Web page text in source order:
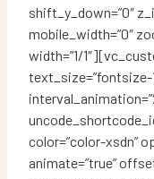
shift_y_down=”0″
mobile_width=”0″
width=”1/
text_size=”fontsize-
color=”color-xsdn”
animate=”true”